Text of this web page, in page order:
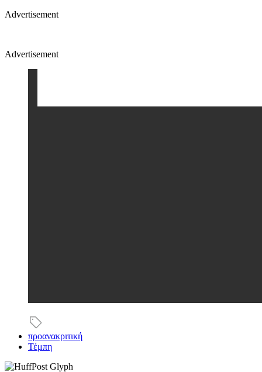
Advertisement
Advertisement
προανακριτική
Τέμπη